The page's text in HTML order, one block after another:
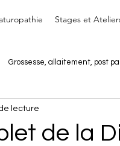
Stages et
Grossesse, allaitement, post
de la
lecture